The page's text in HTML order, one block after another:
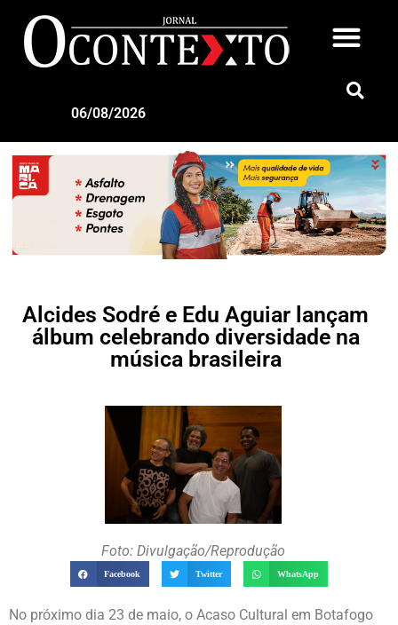
06/08/2026
Alcides Sodré e Edu Aguiar lançam
álbum celebrando diversidade na
música brasileira
Foto: Divulgação/Reprodução
Facebook Twitter WhatsApp
No próximo dia 23 de maio, o Acaso Cultural em Botafogo